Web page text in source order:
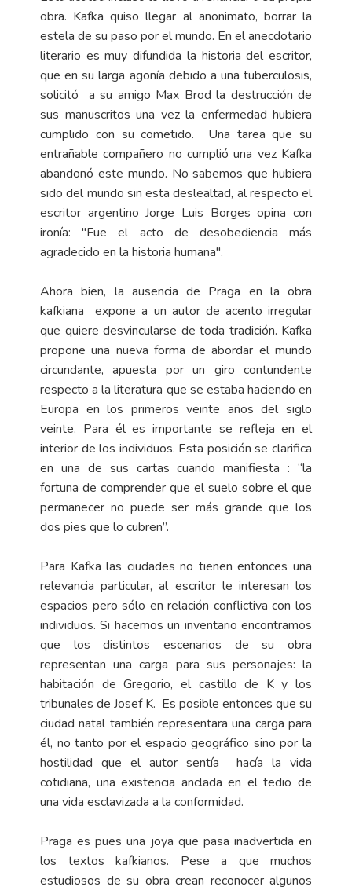
obra. Kafka quiso llegar al anonimato, borrar la
estela de su paso por el mundo. En el anecdotario
literario es muy difundida la historia del escritor,
que en su larga agonía debido a una tuberculosis,
solicitó a su amigo Max Brod la destrucción de
sus manuscritos una vez la enfermedad hubiera
cumplido con su cometido. Una tarea que su
entrañable compañero no cumplió una vez Kafka
abandonó este mundo. No sabemos que hubiera
sido del mundo sin esta deslealtad, al respecto el
escritor argentino Jorge Luis Borges opina con
ironía: "Fue el acto de desobediencia más
agradecido en la historia humana".
Ahora bien, la ausencia de Praga en la obra
kafkiana expone a un autor de acento irregular
que quiere desvincularse de toda tradición. Kafka
propone una nueva forma de abordar el mundo
circundante, apuesta por un giro contundente
respecto a la literatura que se estaba haciendo en
Europa en los primeros veinte años del siglo
veinte. Para él es importante se refleja en el
interior de los individuos. Esta posición se clarifica
en una de sus cartas cuando manifiesta : “la
fortuna de comprender que el suelo sobre el que
permanecer no puede ser más grande que los
dos pies que lo cubren”.
Para Kafka las ciudades no tienen entonces una
relevancia particular, al escritor le interesan los
espacios pero sólo en relación conflictiva con los
individuos. Si hacemos un inventario encontramos
que los distintos escenarios de su obra
representan una carga para sus personajes: la
habitación de Gregorio, el castillo de K y los
tribunales de Josef K. Es posible entonces que su
ciudad natal también representara una carga para
él, no tanto por el espacio geográfico sino por la
hostilidad que el autor sentía hacía la vida
cotidiana, una existencia anclada en el tedio de
una vida esclavizada a la conformidad.
Praga es pues una joya que pasa inadvertida en
los textos kafkianos. Pese a que muchos
estudiosos de su obra crean reconocer algunos